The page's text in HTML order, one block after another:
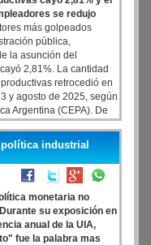
se redujo
más golpeados
pública,
la asunción del
2,81%. La cantidad
retrocedió en
y agosto de 2025, según
Argentina (CEPA). De
Javier Milei, el empleo
de 432 puestos menos
trabajadores. Empleo:
industrial
monetaria no
su exposición en
anual de la UIA,
fue la palabra mas